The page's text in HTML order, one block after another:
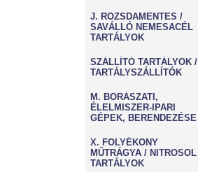
J. ROZSDAMENTES /
SAVÁLLÓ NEMESACÉL
TARTÁLYOK
SZÁLLÍTÓ TARTÁLYOK /
TARTÁLYSZÁLLÍTÓK
M. BORÁSZATI,
ÉLELMISZER-IPARI
GÉPEK, BERENDEZÉSE
X. FOLYÉKONY
MŰTRÁGYA / NITROSOL
TARTÁLYOK